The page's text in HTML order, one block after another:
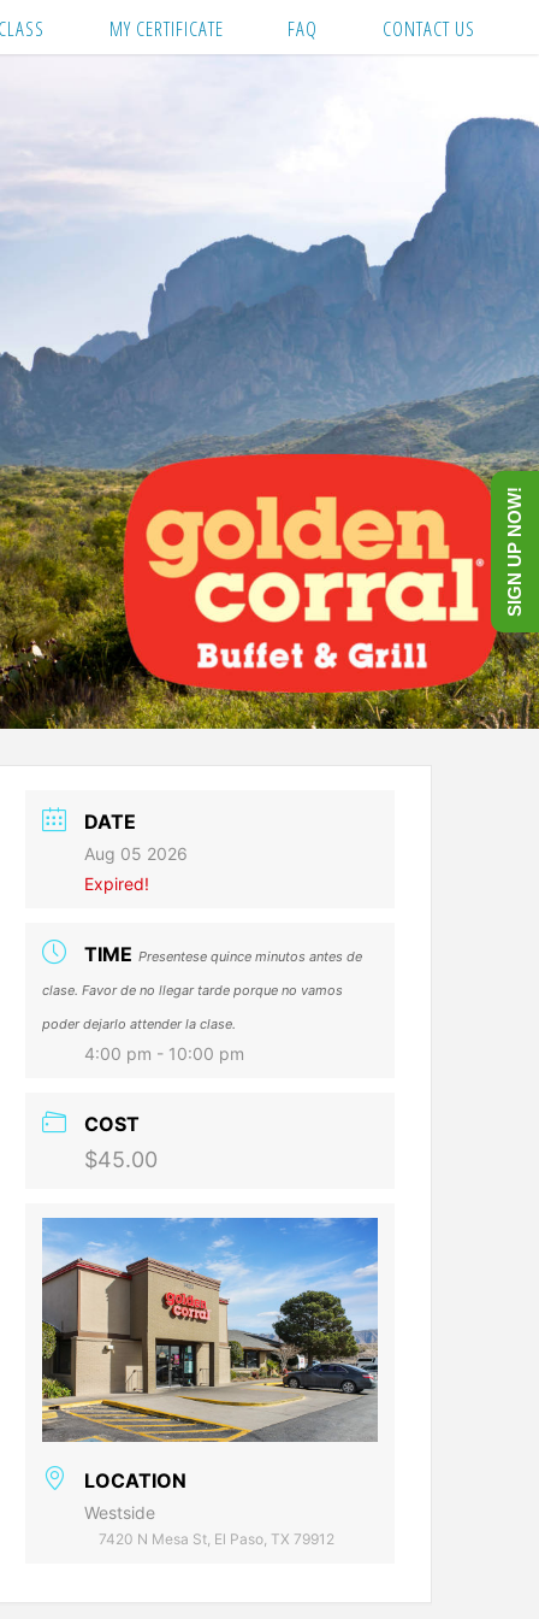
MY CERTIFICATE FAQ CONTACT US
DATE
Aug 05 2026
Expired!
TIME Presentese quince minutos antes de
clase. Favor de no llegar tarde porque no vamos
poder dejarlo attender la clase.
4:00 pm - 10:00 pm
COST
$45.00
LOCATION
Westside
7420 N Mesa St, El Paso, TX 79912
SIGN UP NOW!